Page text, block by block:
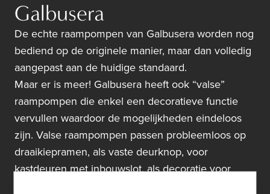
Galbusera
De echte raampompen van Galbusera worden nog
bediend op de originele manier, maar dan volledig
aangepast aan de huidige standaard.
Maar er is meer! Galbusera heeft ook “valse”
raampompen die enkel een decoratieve functie
vervullen waardoor de mogelijkheden eindeloos
zijn. Valse raampompen passen probleemloos op
draaikiepramen, als vaste deurknop, voor
kastdeuren met inbouwslot, als decoratie voor